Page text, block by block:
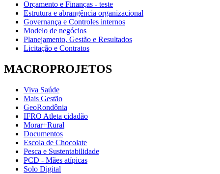
Orçamento e Finanças - teste
Estrutura e abrangência organizacional
Governança e Controles internos
Modelo de negócios
Planejamento, Gestão e Resultados
Licitação e Contratos
MACROPROJETOS
Viva Saúde
Mais Gestão
GeoRondônia
IFRO Atleta cidadão
Morar+Rural
Documentos
Escola de Chocolate
Pesca e Sustentabilidade
PCD - Mães atípicas
Solo Digital